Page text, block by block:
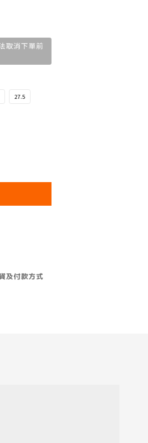
取消下單前
27.5
及付款方式